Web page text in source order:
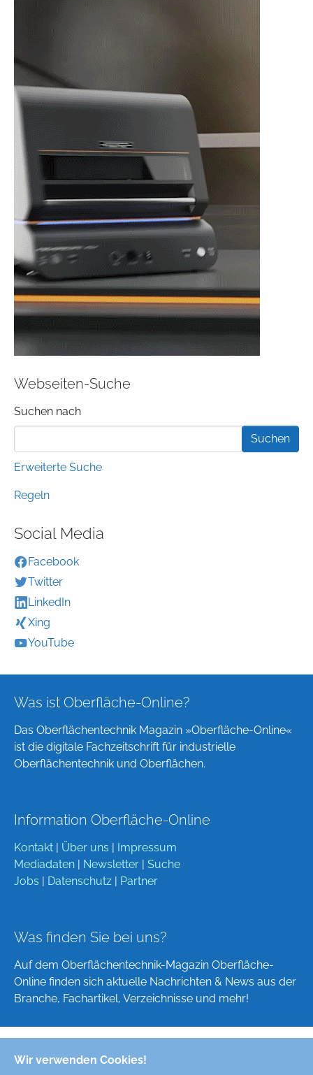
Wir verwenden Cookies!
Webseiten-Suche
Suchformular
Suchen nach
Erweiterte Suche
Regeln
Social Media
Facebook
Twitter
LinkedIn
Xing
YouTube
Was ist Oberfläche-Online?
Das Oberflächentechnik Magazin »Oberfläche-Online«
ist die digitale Fachzeitschrift für industrielle
Oberflächentechnik und Oberflächen.
Information Oberfläche-Online
Kontakt Über uns
Impressum
Mediadaten
Newsletter
Suche
Jobs
Datenschutz Partner
Was finden Sie bei uns?
Auf dem Oberflächentechnik-Magazin Oberfläche-
Online finden sich aktuelle Nachrichten & News aus der
Branche, Fachartikel, Verzeichnisse und mehr!
Deutsch